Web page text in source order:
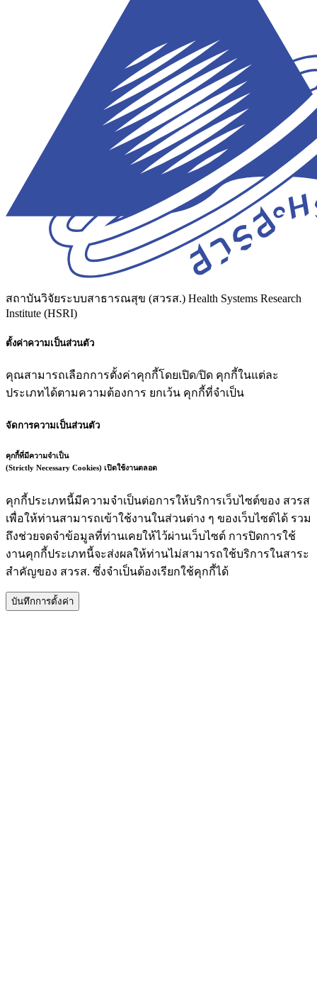
สถาบันวิจัยระบบสาธารณสุข (สวรส.) Health Systems Research
Institute (HSRI)
ตั้งค่าความเป็นส่วนตัว
คุณสามารถเลือกการตั้งค่าคุกกี้โดยเปิด/ปิด คุกกี้ในแต่ละ
ประเภทได้ตามความต้องการ ยกเว้น คุกกี้ที่จำเป็น
จัดการความเป็นส่วนตัว
คุกกี้ที่มีความจำเป็น
(Strictly Necessary Cookies) เปิดใช้งานตลอด
คุกกี้ประเภทนี้มีความจำเป็นต่อการให้บริการเว็บไซต์ของ สวรส
เพื่อให้ท่านสามารถเข้าใช้งานในส่วนต่าง ๆ ของเว็บไซต์ได้ รวม
ถึงช่วยจดจำข้อมูลที่ท่านเคยให้ไว้ผ่านเว็บไซต์ การปิดการใช้
งานคุกกี้ประเภทนี้จะส่งผลให้ท่านไม่สามารถใช้บริการในสาระ
สำคัญของ สวรส. ซึ่งจำเป็นต้องเรียกใช้คุกกี้ได้
บันทึกการตั้งค่า